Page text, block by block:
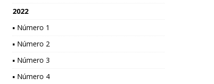
2022
▪ Número 1
▪ Número 2
▪ Número 3
▪ Número 4